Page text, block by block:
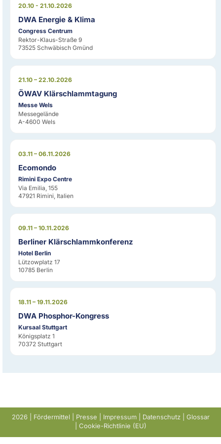
20.10 - 21.10.2026
DWA Energie & Klima
Congress Centrum
Rektor-Klaus-Straße 9
73525 Schwäbisch Gmünd
21.10 – 22.10.2026
ÖWAV Klärschlammtagung
Messe Wels
Messegelände
A-4600 Wels
03.11 – 06.11.2026
Ecomondo
Rimini Expo Centre
Via Emilia, 155
47921 Rimini, Italien
09.11 – 10.11.2026
Berliner Klärschlammkonferenz
Hotel Berlin
Lützowplatz 17
10785 Berlin
18.11 – 19.11.2026
DWA Phosphor-Kongress
Kursaal Stuttgart
Königsplatz 1
70372 Stuttgart
2026 | Fördermittel| Presse Impressum| Datenschutz| Glossar
Cookie-Richtlinie (EU)